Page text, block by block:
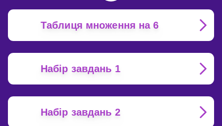
Таблиця множення на 6
Набір завдань 1
Набір завдань 2